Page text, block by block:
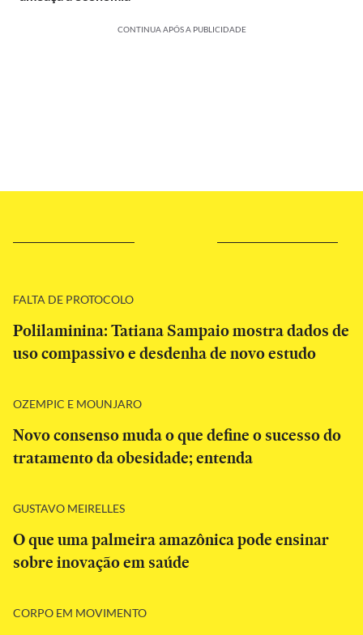
CONTINUA APÓS A PUBLICIDADE
FALTA DE PROTOCOLO
Polilaminina: Tatiana Sampaio mostra dados de
uso compassivo e desdenha de novo estudo
OZEMPIC E MOUNJARO
Novo consenso muda o que define o sucesso do
tratamento da obesidade; entenda
GUSTAVO MEIRELLES
O que uma palmeira amazônica pode ensinar
sobre inovação em saúde
CORPO EM MOVIMENTO